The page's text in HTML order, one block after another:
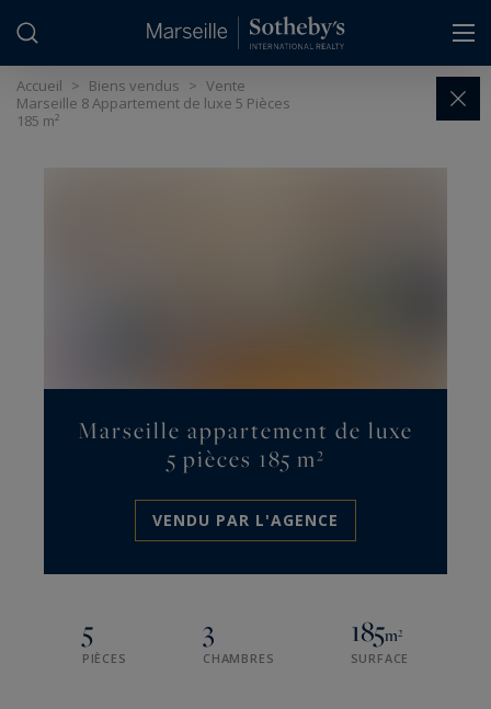
Accueil > Biens vendus > Vente
Marseille 8 Appartement de luxe 5 Pièces
185 m²
Marseille appartement de luxe
5 pièces 185 m²
VENDU PAR L'AGENCE
5
PIÈCES
3
CHAMBRES
185m²
SURFACE